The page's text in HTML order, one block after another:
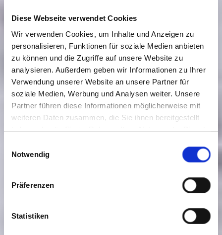
Diese Webseite verwendet Cookies
Wir verwenden Cookies, um Inhalte und Anzeigen zu
personalisieren, Funktionen für soziale Medien anbieten
zu können und die Zugriffe auf unsere Website zu
analysieren. Außerdem geben wir Informationen zu Ihrer
Verwendung unserer Website an unsere Partner für
soziale Medien, Werbung und Analysen weiter. Unsere
Partner führen diese Informationen möglicherweise mit
weiteren Daten zusammen, die Sie ihnen bereitgestellt
haben oder die Sie im Rahmen Ihrer Nutzung der Dienste
Cookies, wenn Sie unsere Webseite weiterhin nutzen.
Notwendig
Präferenzen
Statistiken